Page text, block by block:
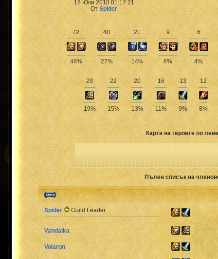
15 Юли 2010 01:17:21
ОтSpider
72
48%
40
27%
21
14%
9
6%
6
4%
29
19%
22
15%
20
13%
16
11%
13
9%
12
8%
Карта на героите по
Пълен списък на
Spider Guild Leader
Vandalka
Volaron